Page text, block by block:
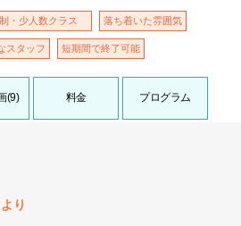
・少人数クラス 落ち着いた雰囲気
スタッフ 短期間で終了可能
(9) 料金 プログラム
り